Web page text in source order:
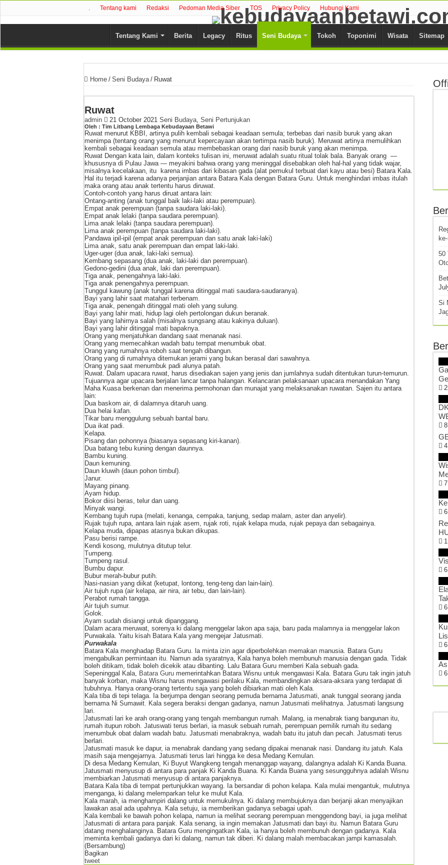
. Tentang kami Redaksi Pedoman Media Siber TOS Privacy Policy Hubungi Kami
Tentang Kami Berita Legacy Ritus Seni Budaya Tokoh Toponimi Wisata Sitemap
Home / Seni Budaya / Ruwat
Ruwat
admin 21 October 2021 Seni Budaya, Seni Pertunjukan
Oleh : Tim Litbang Lembaga Kebudayaan Betawi
Ruwat menurut KBBI, artinya pulih kembali sebagai keadaan semula; terbebas dari nasib buruk yang akan
menimpa (tentang orang yang menurut kepercayaan akan tertimpa nasib buruk). Meruwat artinya memulihkan
kembali sebagai keadaan semula atau membebaskan orang dari nasib buruk yang akan menimpa.
Ruwat Dengan kata lain, dalam konteks tulisan ini, meruwat adalah suatu ritual tolak bala. Banyak orang —
khususnya di Pulau Jawa — meyakini bahwa orang yang meninggal disebabkan oleh hal-hal yang tidak wajar,
misalnya kecelakaan, itu karena imbas dari kibasan gada (alat pemukul terbuat dari kayu atau besi) Batara Kala.
Hal itu terjadi karena adanya perjanjian antara Batara Kala dengan Batara Guru. Untuk menghindari imbas itulah
maka orang atau anak tertentu harus diruwat.
Contoh-contoh yang harus diruat antara lain:
Ontang-anting (anak tunggal baik laki-laki atau perempuan).
Empat anak perempuan (tanpa saudara laki-laki).
Empat anak lelaki (tanpa saudara perempuan).
Lima anak lelaki (tanpa saudara perempuan).
Lima anak perempuan (tanpa saudara laki-laki).
Pandawa ipil-ipil (empat anak perempuan dan satu anak laki-laki)
Lima anak, satu anak perempuan dan empat laki-laki.
Uger-uger (dua anak, laki-laki semua).
Kembang sepasang (dua anak, laki-laki dan perempuan).
Gedono-gedini (dua anak, laki dan perempuan).
Tiga anak, penengahnya laki-laki.
Tiga anak penengahnya perempuan.
Tunggul kawung (anak tunggal karena ditinggal mati saudara-saudaranya).
Bayi yang lahir saat matahari terbenam.
Tiga anak, penengah ditinggal mati oleh yang sulung.
Bayi yang lahir mati, hidup lagi oleh pertolongan dukun beranak.
Bayi yang lahirnya salah (misalnya sungsang atau kakinya duluan).
Bayi yang lahir ditinggal mati bapaknya.
Orang yang menjatuhkan dandang saat menanak nasi.
Orang yang memecahkan wadah batu tempat menumbuk obat.
Orang yang rumahnya roboh saat tengah dibangun.
Orang yang di rumahnya ditemukan jerami yang bukan berasal dari sawahnya.
Orang yang saat menumbuk padi alunya patah.
Ruwat. Dalam upacara ruwat, harus disediakan sajen yang jenis dan jumlahnya sudah ditentukan turun-temurun.
Tujuannya agar upacara berjalan lancar tanpa halangan. Kelancaran pelaksanaan upacara menandakan Yang
Maha Kuasa berkenan dan menerima permohonan dan munajat yang melaksanakan ruwatan. Sajen itu antara
lain:
Dua baskom air, di dalamnya ditaruh uang.
Dua helai kafan.
Tikar baru menggulung sebuah bantal baru.
Dua ikat padi.
Kelapa.
Pisang dan pohonnya (biasanya sepasang kiri-kanan).
Dua batang tebu kuning dengan daunnya.
Bambu kuning.
Daun kemuning.
Daun kluwih (daun pohon timbul).
Janur.
Mayang pinang.
Ayam hidup.
Bokor diisi beras, telur dan uang.
Minyak wangi.
Kembang tujuh rupa (melati, kenanga, cempaka, tanjung, sedap malam, aster dan anyelir).
Rujak tujuh rupa, antara lain rujak asem, rujak roti, rujak kelapa muda, rujak pepaya dan sebagainya.
Kelapa muda, dipapas atasnya bukan dikupas.
Pasu berisi rampe.
Kendi kosong, mulutnya ditutup telur.
Tumpeng.
Tumpeng rasul.
Bumbu dapur.
Bubur merah-bubur putih.
Nasi-nasian yang diikat (ketupat, lontong, teng-teng dan lain-lain).
Air tujuh rupa (air kelapa, air nira, air tebu, dan lain-lain).
Perabot rumah tangga.
Air tujuh sumur.
Golok.
Ayam sudah disiangi untuk dipanggang.
Dalam acara meruwat, sorenya ki dalang menggelar lakon apa saja, baru pada malamnya ia menggelar lakon
Purwakala. Yaitu kisah Batara Kala yang mengejar Jatusmati.
Purwakala
Batara Kala menghadap Batara Guru. la minta izin agar diperbolehkan memakan manusia. Batara Guru
mengabulkan permintaan itu. Namun ada syaratnya, Kala hanya boleh membunuh manusia dengan gada. Tidak
boleh ditikam, tidak boleh dicekik atau dibanting. Lalu Batara Guru memberi Kala sebuah gada.
Sepeninggal Kala, Batara Guru memerintahkan Batara Wisnu untuk mengawasi Kala. Batara Guru tak ingin jatuh
banyak korban, maka Wisnu harus mengawasi perilaku Kala, membandingkan aksara-aksara yang terdapat di
tubuhnya. Hanya orang-orang tertentu saja yang boleh dibiarkan mati oleh Kala.
Kala tiba di tepi telaga. Ia berjumpa dengan seorang pemuda bernama Jatusmati, anak tunggal seorang janda
bernama Ni Sumawit. Kala segera beraksi dengan gadanya, namun Jatusmati melihatnya. Jatusmati langsung
lari.
Jatusmati lari ke arah orang-orang yang tengah membangun rumah. Malang, ia menabrak tiang bangunan itu,
rumah itupun roboh. Jatuswati terus berlari, ia masuk sebuah rumah, perempuan pemilik rumah itu sedang
menumbuk obat dalam wadah batu. Jatusmati menabraknya, wadah batu itu jatuh dan pecah. Jatusmati terus
berlari.
Jatusmati masuk ke dapur, ia menabrak dandang yang sedang dipakai menanak nasi. Dandang itu jatuh. Kala
masih saja mengejarnya. Jatusmati terus lari hingga ke desa Medang Kemulan.
Di desa Medang Kemulan, Ki Buyut Wangkeng tengah menanggap wayang, dalangnya adalah Ki Kanda Buana.
Jatusmati menyusup di antara para panjak Ki Kanda Buana. Ki Kanda Buana yang sesungguhnya adalah Wisnu
membiarkan Jatusmati menyusup di antara panjaknya.
Batara Kala tiba di tempat pertunjukkan wayang. Ia bersandar di pohon kelapa. Kala mulai mengantuk, mulutnya
menganga, ki dalang melemparkan telur ke mulut Kala.
Kala marah, ia menghampiri dalang untuk memukulnya. Ki dalang membujuknya dan berjanji akan menyajikan
lawakan asal ada upahnya. Kala setuju, ia memberikan gadanya sebagai upah.
Kala kembali ke bawah pohon kelapa, namun ia melihat seorang perempuan menggendong bayi, ia juga melihat
Jatusmati di antara para panjak. Kala senang, ia ingin memakan Jatusmati dan bayi itu. Namun Batara Guru
datang menghalanginya. Batara Guru mengingatkan Kala, ia hanya boleh membunuh dengan gadanya. Kala
meminta kembali gadanya dari ki dalang, namun tak diberi. Ki dalang malah membacakan jampi kamasalah.
(Bersambung)
Bagikan
tweet
50
Si